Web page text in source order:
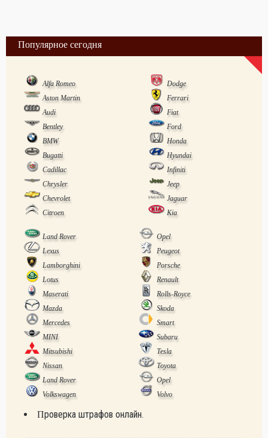
Популярное сегодня
Alfa Romeo
Dodge
Aston Martin
Ferrari
Audi
Fiat
Bentley
Ford
BMW
Honda
Bugatti
Hyundai
Cadillac
Infiniti
Chrysler
Jeep
Chevrolet
Jaguar
Citroen
Kia
Land Rover
Opel
Lexus
Peugeot
Lamborghini
Porsche
Lotus
Renault
Maserati
Rolls-Royce
Mazda
Skoda
Mercedes
Smart
MINI
Subaru
Mitsubishi
Tesla
Nissan
Toyota
Land Rover
Opel
Volkswagen
Volvo
Проверка штрафов онлайн.